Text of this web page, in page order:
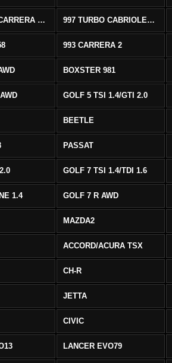
997 TURBO/CARRERA 4/4S AWD 997 TURBO CABRIOLET AWD
993 CARRERA 2
BOXSTER 981
GOLF 5 TSI 1.4/GTI 2.0
BEETLE
PASSAT
GOLF 7 TSI 1.4/TDI 1.6
1.4 GOLF 7 R AWD
MAZDA2
ACCORD/ACURA TSX
CH-R
JETTA
CIVIC
LANCER EVO79